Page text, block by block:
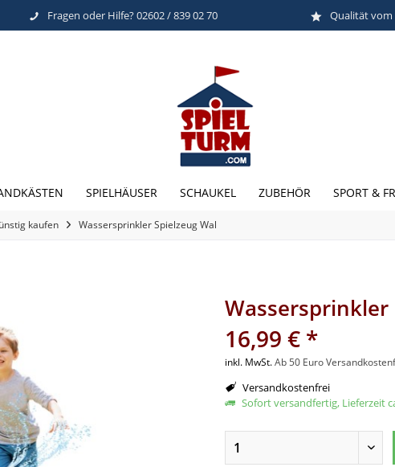
Fragen oder Hilfe? 02602 / 839 02 70 Qualität vom
SPIELHÄUSER SCHAUKEL ZUBEHÖR SPORT &
kaufen Wassersprinkler Spielzeug Wal
Wassersprinkler
16,99 € *
inkl. MwSt.Ab 50 Euro
Versandkostenfrei
Sofort versandfertig, Lieferzeit